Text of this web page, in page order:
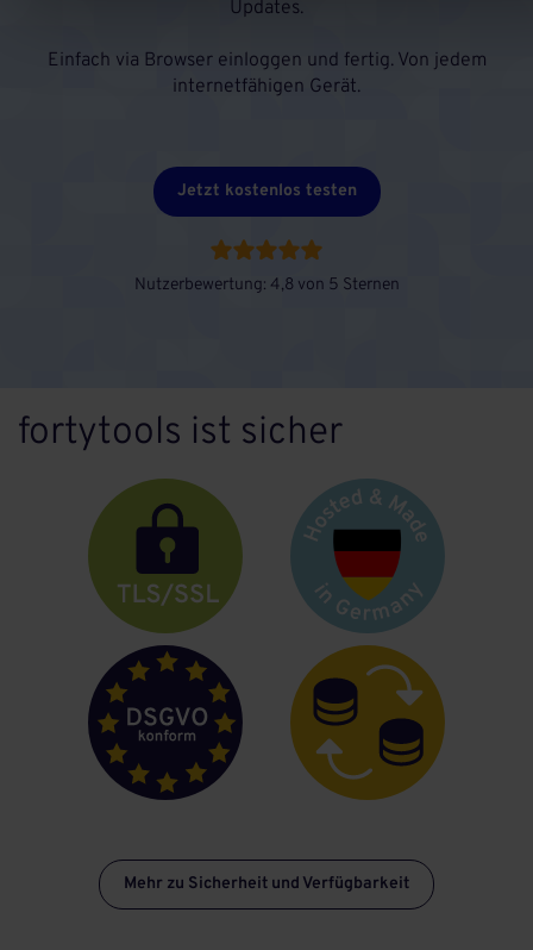
Updates.
Einfach via Browser einloggen und fertig. Von jedem
internetfähigen Gerät.
Jetzt kostenlos testen
Nutzerbewertung: 4,8 von 5 Sternen
fortytools ist sicher
Mehr zu Sicherheit und Verfügbarkeit